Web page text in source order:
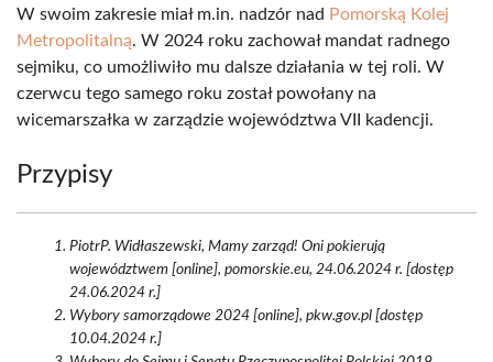
W swoim zakresie miał m.in. nadzór nad Pomorską Kolej
Metropolitalną. W 2024 roku zachował mandat radnego
sejmiku, co umożliwiło mu dalsze działania w tej roli. W
czerwcu tego samego roku został powołany na
wicemarszałka w zarządzie województwa VII kadencji.
Przypisy
PiotrP. Widłaszewski, Mamy zarząd! Oni pokierują
województwem [online], pomorskie.eu, 24.06.2024 r. [dostęp
24.06.2024 r.]
Wybory samorządowe 2024 [online], pkw.gov.pl [dostęp
10.04.2024 r.]